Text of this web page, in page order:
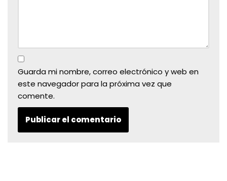
Guarda mi nombre, correo electrónico y web en
este navegador para la próxima vez que
comente.